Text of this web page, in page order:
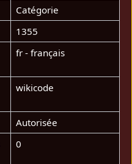
Catégorie
1355
fr - français
wikicode
Autorisée
0